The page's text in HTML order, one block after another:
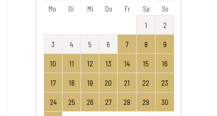
Mo Di Mi Do Fr Sa So
1 2
3 4 5 6 7 8 9
10 11 12 13 14 15 16
17 18 19 20 21 22 23
24 25 26 27 28 29 30